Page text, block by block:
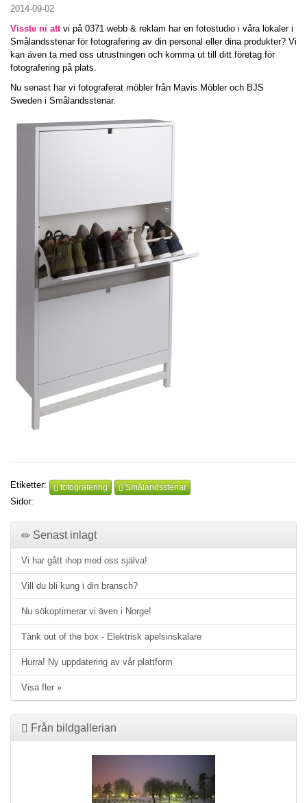
2014-09-02
Visste ni attvi på 0371 webb & reklam har en fotostudio i våra lokaler i
Smålandsstenar för fotografering av din personal eller dina produkter? Vi
kan även ta med oss utrustningen och komma ut till ditt företag för
fotografering på plats.
Nu senast har vi fotograferat möbler från Mavis Möbler och BJS
Sweden i Smålandsstenar.
Etiketter: fotografering Smålandsstenar
Sidor:
Senast inlagt
Vi har gått ihop med oss själva!
Vill du bli kung i din bransch?
Nu sökoptimerar vi även i Norge!
Tänk out of the box - Elektrisk apelsinskalare
Hurra! Ny uppdatering av vår plattform
Visa fler »
Från bildgallerian